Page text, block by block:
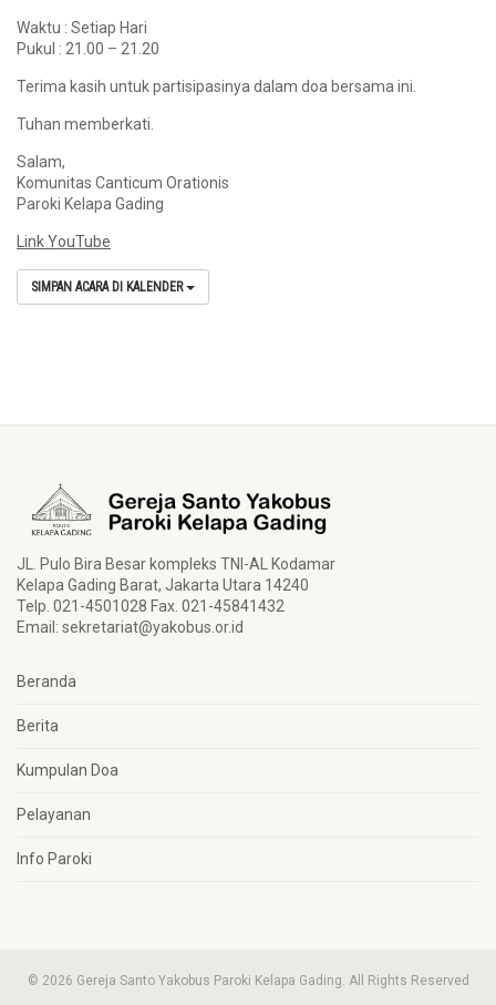
Waktu : Setiap Hari
Pukul : 21.00 – 21.20
Terima kasih untuk partisipasinya dalam doa bersama ini.
Tuhan memberkati.
Salam,
Komunitas Canticum Orationis
Paroki Kelapa Gading
Link YouTube
SIMPAN ACARA DI KALENDER
JL. Pulo Bira Besar kompleks TNI-AL Kodamar
Kelapa Gading Barat, Jakarta Utara 14240
Telp. 021-4501028 Fax. 021-45841432
Email: sekretariat@yakobus.or.id
Beranda
Berita
Kumpulan Doa
Pelayanan
Info Paroki
© 2026 Gereja Santo Yakobus Paroki Kelapa Gading. All Rights Reserved